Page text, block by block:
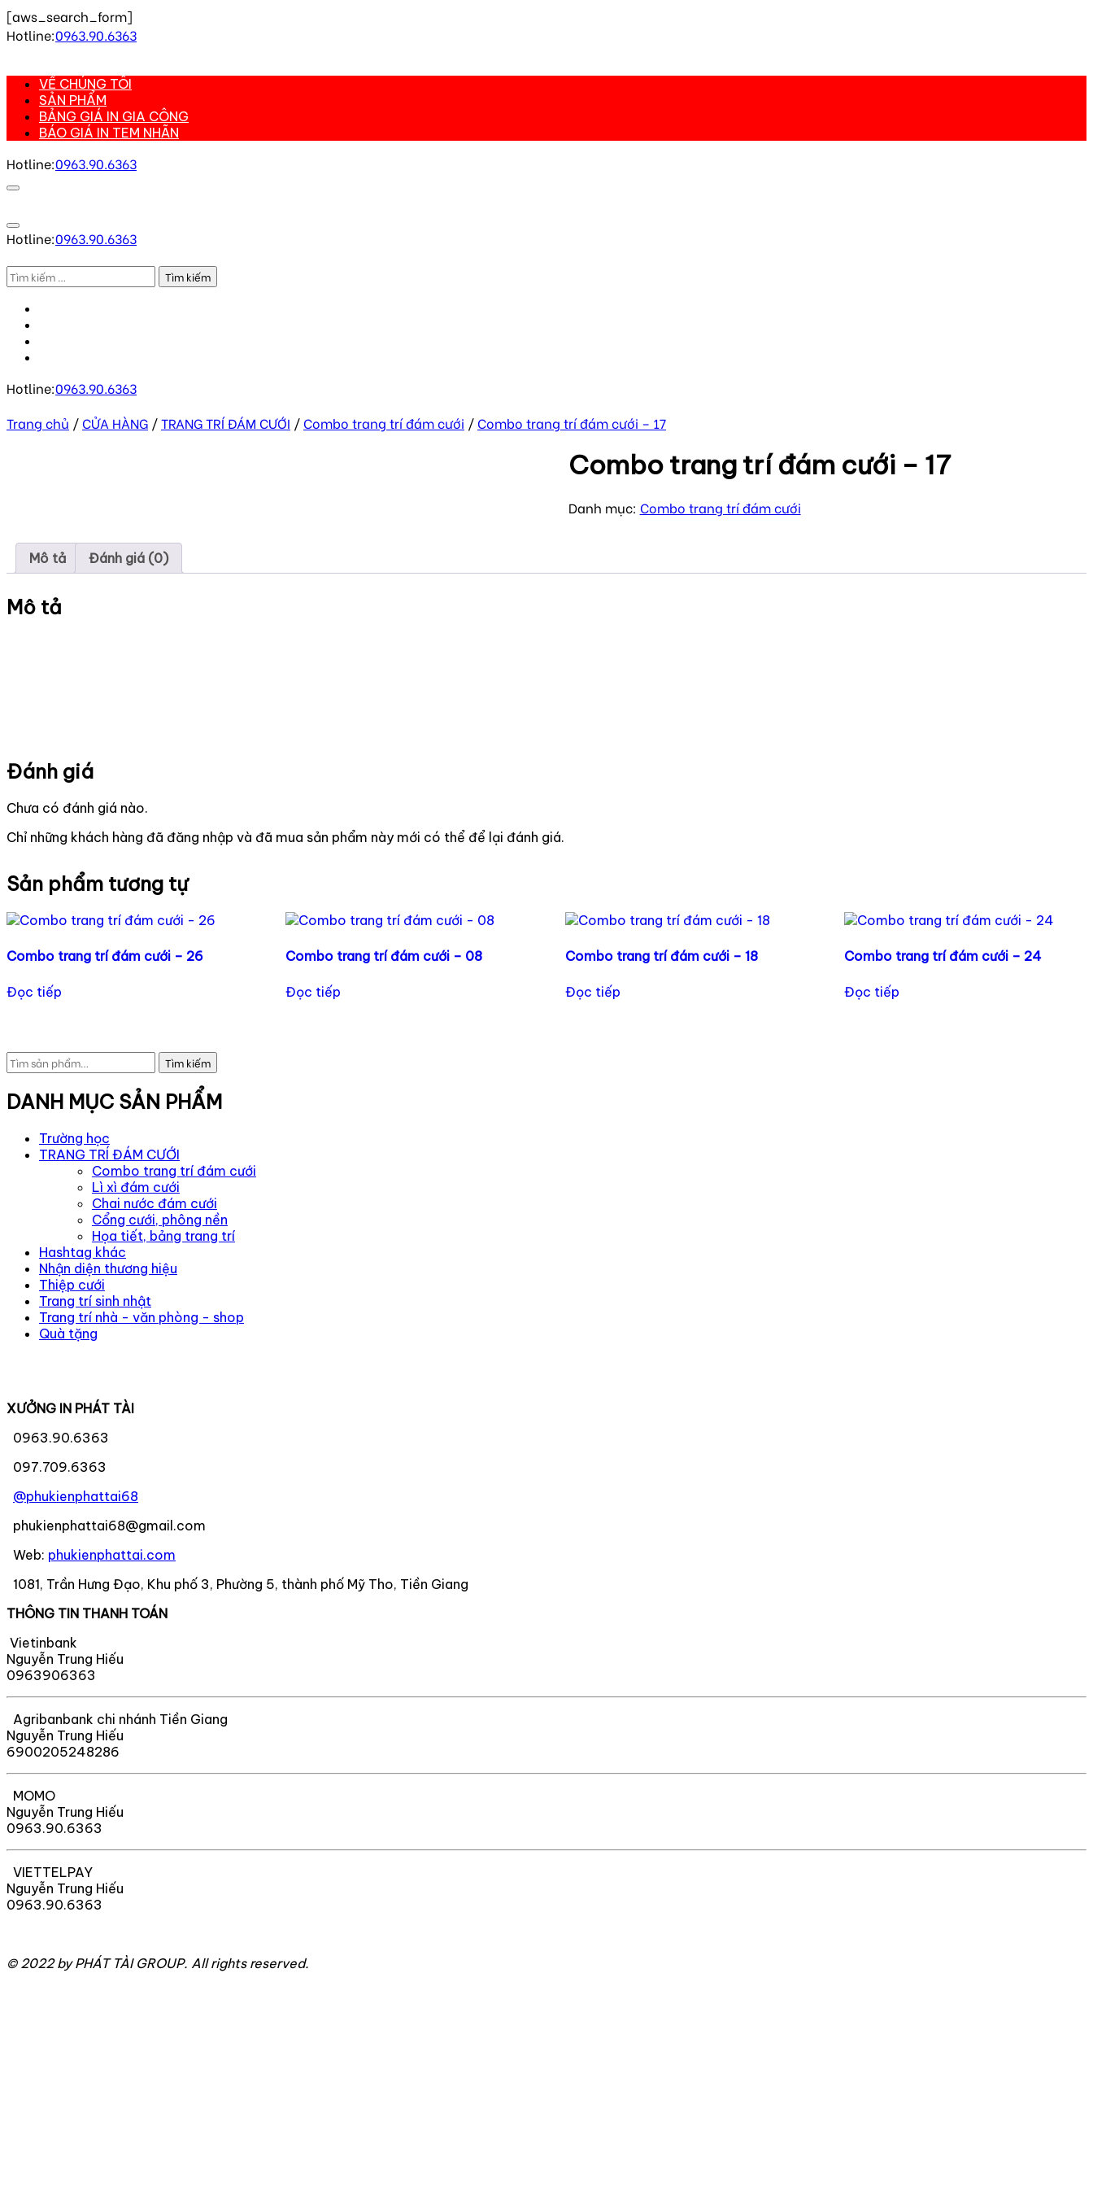
[aws_search_form]
Skip
content
(Press
Enter)
Hotline:0963.90.6363
VỀ CHÚNG TÔI
SẢN PHẨM
BẢNG GIÁ IN GIA CÔNG
BÁO GIÁ IN TEM NHÃN
Hotline:0963.90.6363
Hotline:0963.90.6363
Tìm
kiếm
cho:
Hotline:0963.90.6363
Trang chủ /CỬA HÀNG /TRANG TRÍ ĐÁM CƯỚI /Combo trang trí đám cưới /Combo trang trí đám cưới – 17
Combo trang trí đám cưới – 17
Danh mục: Combo trang trí đám cưới
Mô tả Đánh giá (0)
Mô tả
Đánh giá
Chưa có đánh giá nào.
Chỉ những khách hàng đã đăng nhập và đã mua sản phẩm này mới có thể để lại đánh giá.
Sản phẩm tương tự
Combo trang trí đám cưới – 26
Đọc tiếp
Combo trang trí đám cưới – 08
Đọc tiếp
Combo trang trí đám cưới – 18
Đọc tiếp
Combo trang trí đám cưới – 24
Đọc tiếp
Tìm
kiếm:
Tìm kiếm
DANH MỤC SẢN PHẨM
Trường học
TRANG TRÍ ĐÁM CƯỚI
Combo trang trí đám cưới
Lì xì đám cưới
Chai nước đám cưới
Cổng cưới, phông nền
Họa tiết, bảng trang trí
Hashtag khác
Nhận diện thương hiệu
Thiệp cưới
Trang trí sinh nhật
Trang trí nhà - văn phòng - shop
Quà tặng
XƯỞNG IN PHÁT TÀI
0963.90.6363
097.709.6363
@phukienphattai68
phukienphattai68@gmail.com
Web: phukienphattai.com
1081, Trần Hưng Đạo, Khu phố 3, Phường 5, thành phố Mỹ Tho, Tiền Giang
THÔNG TIN THANH TOÁN
Vietinbank
Nguyễn Trung Hiếu
0963906363
Agribanbank chi nhánh Tiền Giang
Nguyễn Trung Hiếu
6900205248286
MOMO
Nguyễn Trung Hiếu
0963.90.6363
VIETTELPAY
Nguyễn Trung Hiếu
0963.90.6363
© 2022 by PHÁT TÀI GROUP. All rights reserved.